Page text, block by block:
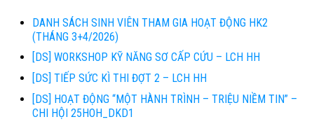
DANH SÁCH SINH VIÊN THAM GIA HOẠT ĐỘNG HK2
(THÁNG 3+4/2026)
[DS] WORKSHOP KỸ NĂNG SƠ CẤP CỨU – LCH HH
[DS] TIẾP SỨC KÌ THI ĐỢT 2 – LCH HH
[DS] HOẠT ĐỘNG “MỘT HÀNH TRÌNH – TRIỆU NIỀM TIN” –
CHI HỘI 25HOH_DKD1